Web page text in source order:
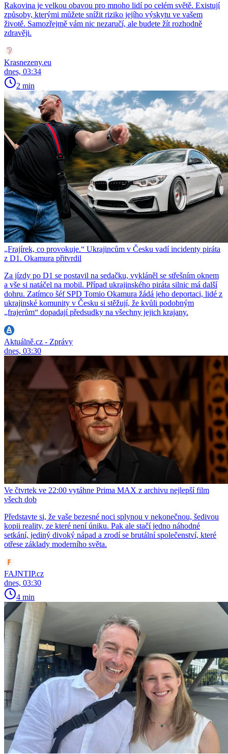
Rakovina je velkou obavou pro mnoho lidí po celém světě. Existují
způsoby, kterými můžete snížit riziko jejího výskytu ve vašem
životě. Samozřejmě vám nic nezaručí, ale budete žít rozhodně
zdravěji.
Krasnezeny.eu
dnes, 03:34
2 min
„Frajírek, co provokuje.“ Ukrajincům v Česku vadí incidenty piráta
z D1. Okamura přitvrdil
Za jízdy po D1 se postavil na sedačku, vykláněl se střešním oknem
a vše si natáčel na mobil. Případ ukrajinského piráta silnic má další
dohru. Zatímco šéf SPD Tomio Okamura žádá jeho deportaci, lidé z
ukrajinské komunity v Česku si stěžují, že kvůli podobným
„frajerům“ dopadají předsudky na všechny jejich krajany.
Aktuálně.cz - Zprávy
dnes, 03:30
Ve čtvrtek ve 22:00 vytáhne Prima MAX z archivu nejlepší film
všech dob
Představte si, že vaše bezesné noci splynou v nekonečnou, šedivou
kopii reality, ze které není úniku. Pak ale stačí jedno náhodné
setkání, jediný divoký nápad a zrodí se brutální společenství, které
otřese základy moderního světa.
FAJNTIP.cz
dnes, 03:30
4 min